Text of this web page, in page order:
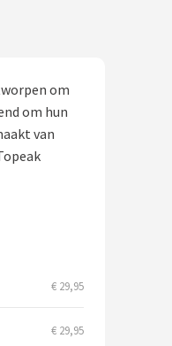
om
om hun
van
€ 29,95
€ 29,95